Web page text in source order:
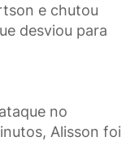
e chutou
desviou para
no
Alisson foi